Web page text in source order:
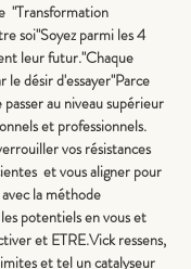
"Transformation
soi"Soyez parmi les 4
leur futur."Chaque
le désir d'essayer"​Parce
au niveau supérieur
et professionnels.
vos résistances
et vous aligner pour
la méthode
potentiels en vous et
et ETRE.Vick ressens,
et tel un catalyseur